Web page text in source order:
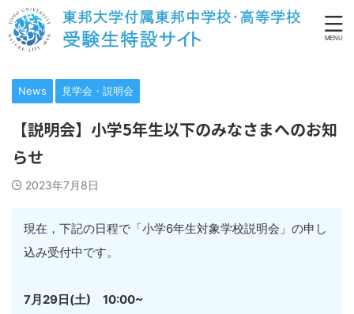
News 見学会・説明会
【説明会】小学5年生以下のみなさまへのお知
らせ
2023年7月8日
現在，下記の日程で「小学6年生対象学校説明会」の申し
込み受付中です。
7月29日(土) 10:00~